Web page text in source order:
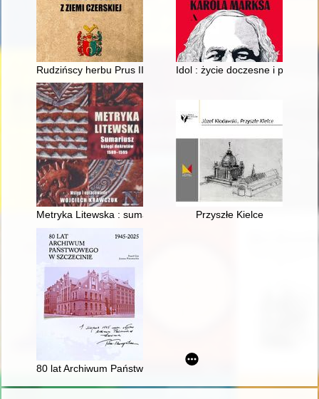
Rudzińscy herbu Prus III z ziemi ciechanowskiej w
Idol : życie doczesne i
Metryka Litewska : sumariusz księgi dekretów 1589-1595 :
Przyszłe Kielce
80 lat Archiwum Państwowego w Szczecinie 1945-2025